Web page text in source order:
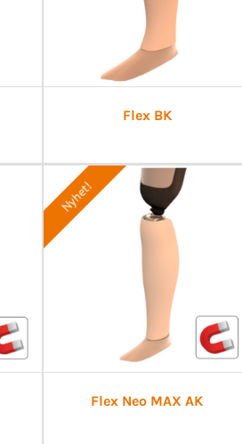
Flex BK
Nyhet!
Flex Neo MAX AK